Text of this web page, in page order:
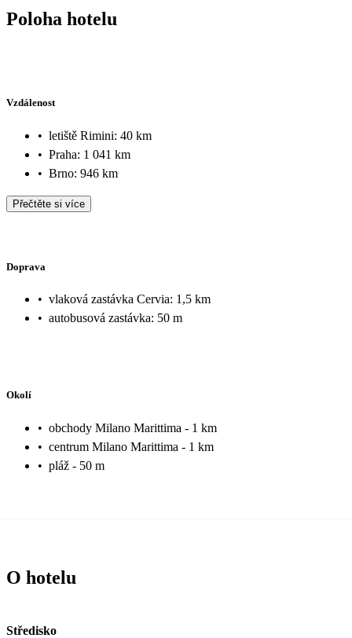
Poloha hotelu
Vzdálenost
• letiště Rimini: 40 km
• Praha: 1 041 km
• Brno: 946 km
Přečtěte si více
Doprava
• vlaková zastávka Cervia: 1,5 km
• autobusová zastávka: 50 m
Okolí
• obchody Milano Marittima - 1 km
• centrum Milano Marittima - 1 km
• pláž - 50 m
O hotelu
Středisko